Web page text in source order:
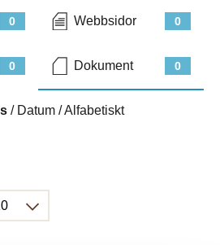
0 0
Webbsidor
0 0
Dokument
/ Datum /Alfabetiskt